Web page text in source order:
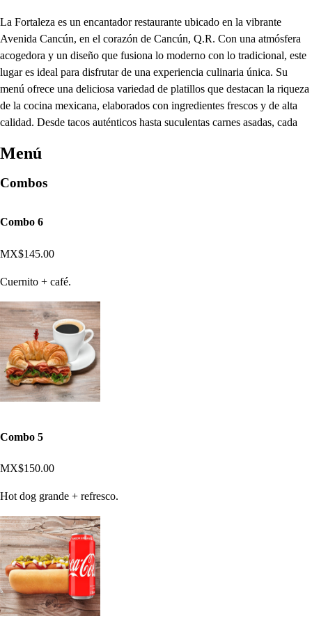
La Fortaleza es un encantador restaurante ubicado en la vibrante
Avenida Cancún, en el corazón de Cancún, Q.R. Con una atmósfera
acogedora y un diseño que fusiona lo moderno con lo tradicional, este
lugar es ideal para disfrutar de una experiencia culinaria única. Su
menú ofrece una deliciosa variedad de platillos que destacan la riqueza
de la cocina mexicana, elaborados con ingredientes frescos y de alta
calidad. Desde tacos auténticos hasta suculentas carnes asadas, cada
Menú
Combos
Combo 6
MX$145.00
Cuernito + café.
Combo 5
MX$150.00
Hot dog grande + refresco.